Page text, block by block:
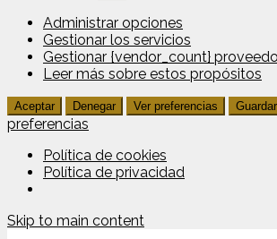
Administrar opciones
Gestionar los servicios
Gestionar {vendor_count}
Leer más sobre estos propósitos
Aceptar Denegar Ver preferencias
preferencias
Política de cookies
Política de privacidad
Skip to main content